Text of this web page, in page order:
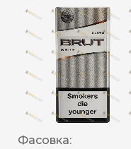
Фасовка: